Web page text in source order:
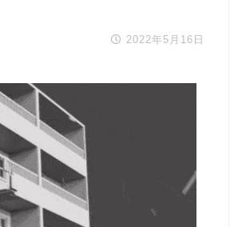
2022年5月16日